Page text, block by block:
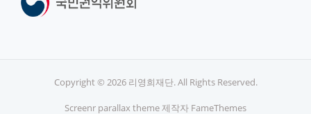
Copyright © 2026 리영희재단. All Rights Reserved.
Screenr parallax theme제작자 FameThemes